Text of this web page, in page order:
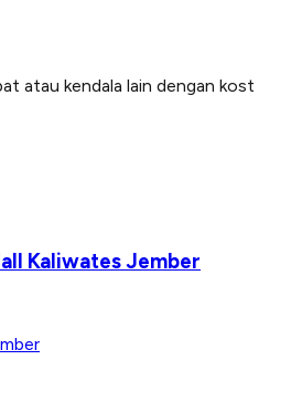
atau kendala lain dengan kost
Kaliwates Jember